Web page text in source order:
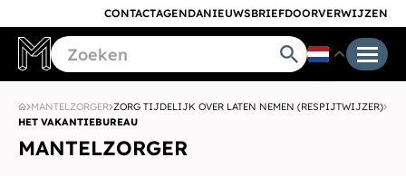
CONTACTAGENDANIEUWSBRIEFDOORVERWIJZEN
MANTELZORGER ZORG TIJDELIJK OVER LATEN NEMEN (RESPIJTWIJZER)
HET VAKANTIEBUREAU
MANTELZORGER